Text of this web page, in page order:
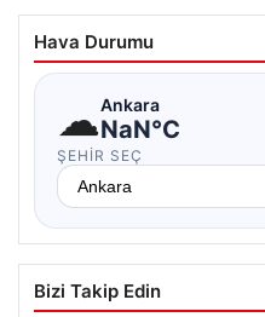
Hava Durumu
☁Ankara
NaN°C
ŞEHIR SEÇ
Bizi Takip Edin